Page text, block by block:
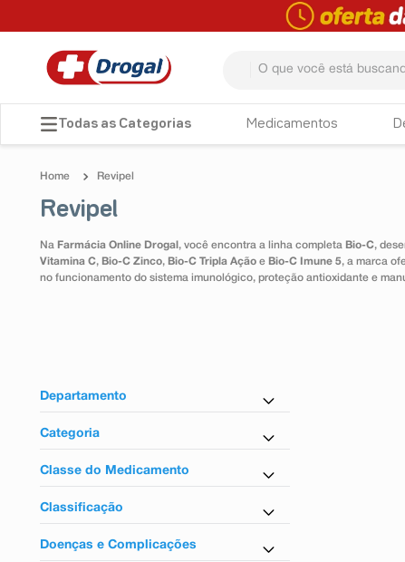
Medicamentos
Revipel
Revipel
Na Farmácia Online Drogal , você encontra a linha completa Bio-C,
Vitamina C, Bio-C Zinco, Bio-C Tripla Ação e Bio-C Imune 5, a marca
no funcionamento do sistema imunológico, proteção antioxidante e
Departamento
Medicamentos
Categoria
Antiqueda
Classe do Medicamento
Antiqueda
Classificação
Tarja vermelha
Doenças e Complicações
TERMOS MAIS BUSCADOS
4º lenço umedecido
5º tadalafila
9º teste gravidez
esmalte